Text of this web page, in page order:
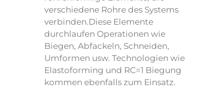
verschiedene Rohre des Systems
verbinden.Diese Elemente
durchlaufen Operationen wie
Biegen, Abfackeln, Schneiden,
Umformen usw. Technologien wie
Elastoforming und RC=1 Biegung
kommen ebenfalls zum Einsatz.